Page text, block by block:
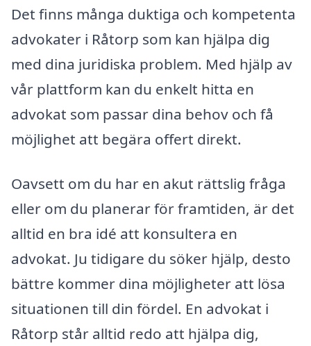
Det finns många duktiga och kompetenta
advokater i Råtorp som kan hjälpa dig
med dina juridiska problem. Med hjälp av
vår plattform kan du enkelt hitta en
advokat som passar dina behov och få
möjlighet att begära offert direkt.
Oavsett om du har en akut rättslig fråga
eller om du planerar för framtiden, är det
alltid en bra idé att konsultera en
advokat. Ju tidigare du söker hjälp, desto
bättre kommer dina möjligheter att lösa
situationen till din fördel. En advokat i
Råtorp står alltid redo att hjälpa dig,